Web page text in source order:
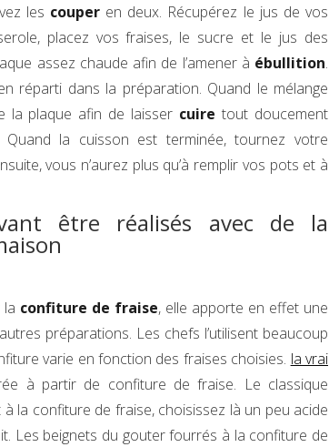
les couper en deux. Récupérez le jus de vos
placez vos fraises, le sucre et le jus des
assez chaude afin de l’amener à ébullition.
réparti dans la préparation. Quand le mélange
la plaque afin de laisser cuire tout doucement
la cuisson est terminée, tournez votre
vous n’aurez plus qu’à remplir vos pots et à
être réalisés avec de la
confiture de fraise, elle apporte en effet une
préparations. Les chefs l’utilisent beaucoup
varie en fonction des fraises choisies. la vrai
à partir de confiture de fraise. Le classique
la confiture de fraise, choisissez là un peu acide
Les beignets du gouter fourrés à la confiture de